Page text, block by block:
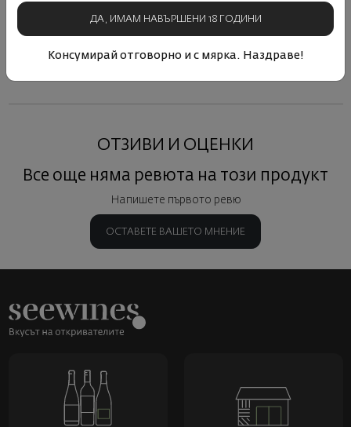
Виж подобни продукти Виж подобни продукти
ОТЗИВИ И ОЦЕНКИ
Все още няма ревюта на този продукт
Напишете първото ревю
ОСТАВЕТЕ ВАШЕТО МНЕНИЕ
ДА, ИМАМ НАВЪРШЕНИ 18 ГОДИНИ
Консумирай отговорно и с мярка. Наздраве!